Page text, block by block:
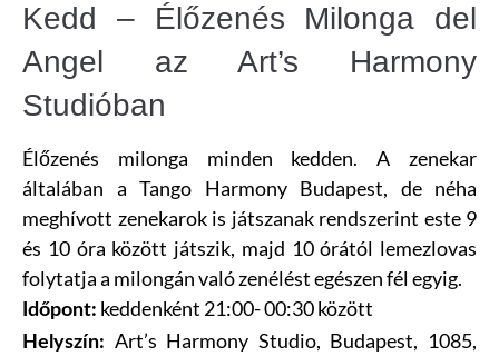
Kedd – Élőzenés Milonga del
Angel az Art’s Harmony
Studióban
Élőzenés milonga minden kedden. A zenekar
általában a Tango Harmony Budapest, de néha
meghívott zenekarok is játszanak rendszerint este 9
és 10 óra között játszik, majd 10 órától lemezlovas
folytatja a milongán való zenélést egészen fél egyig.
Időpont: keddenként 21:00- 00:30 között
Helyszín: Art’s Harmony Studio, Budapest, 1085,